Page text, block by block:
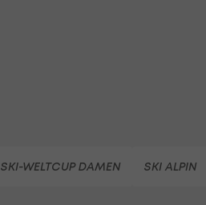
SKI-WELTCUP DAMEN SKI ALPIN